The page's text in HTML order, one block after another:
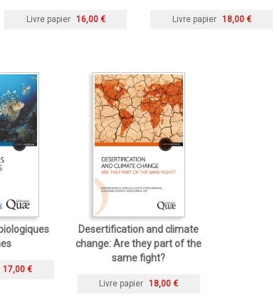
Livre papier 16,00 € Livre papier 18,00 €
17,00 €
Desertification and climate
change: Are they part of the
same fight?
Livre papier 18,00 €